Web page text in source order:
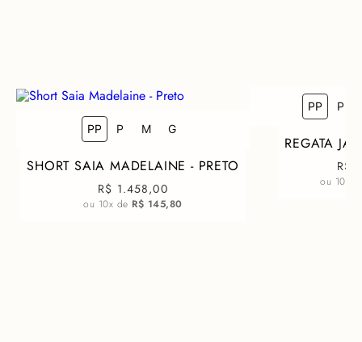
COMO FICA EM MIM?
PP P M G
SHORT SAIA MADELAINE - PRETO
R$ 1.458,00
ou 10x de R$ 145,80
PP P
REGATA
R$
ou 10